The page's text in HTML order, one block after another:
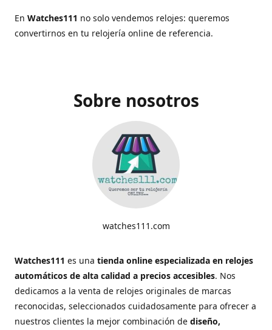
En Watches111 no solo vendemos relojes: queremos
convertirnos en tu relojería online de referencia.
Sobre nosotros
watches111.com
Watches111 es una tienda online especializada en relojes
automáticos de alta calidad a precios accesibles. Nos
dedicamos a la venta de relojes originales de marcas
reconocidas, seleccionados cuidadosamente para ofrecer a
nuestros clientes la mejor combinación de diseño,